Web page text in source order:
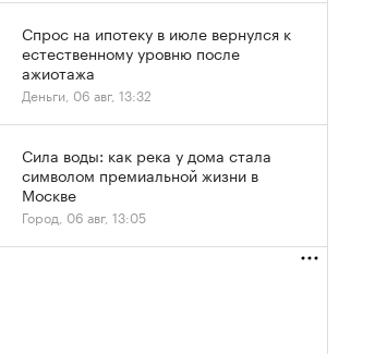
Спрос на ипотеку в июле вернулся к
естественному уровню после
ажиотажа
Деньги, 06 авг, 13:32
Сила воды: как река у дома стала
символом премиальной жизни в
Москве
Город, 06 авг, 13:05